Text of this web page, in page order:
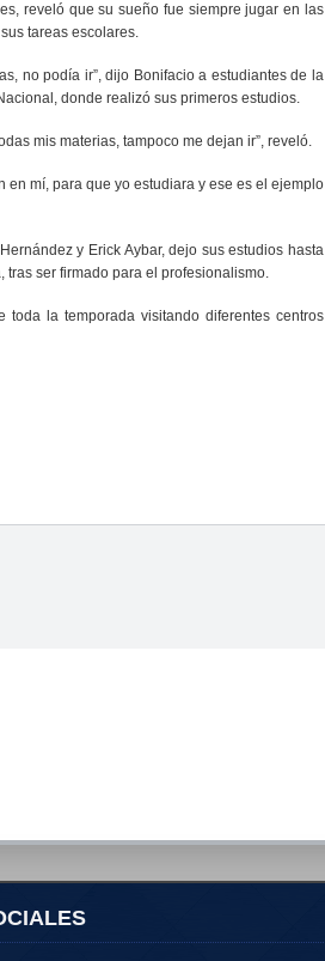
reveló que su sueño fue siempre jugar en las
tareas escolares.
no podía ir”, dijo Bonifacio a estudiantes de la
donde realizó sus primeros estudios.
mis materias, tampoco me dejan ir”, reveló.
en mí, para que yo estudiara y ese es el ejemplo
y Erick Aybar, dejo sus estudios hasta
ser firmado para el profesionalismo.
la temporada visitando diferentes centros